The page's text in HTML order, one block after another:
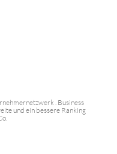
. Business
und ein bessere Ranking